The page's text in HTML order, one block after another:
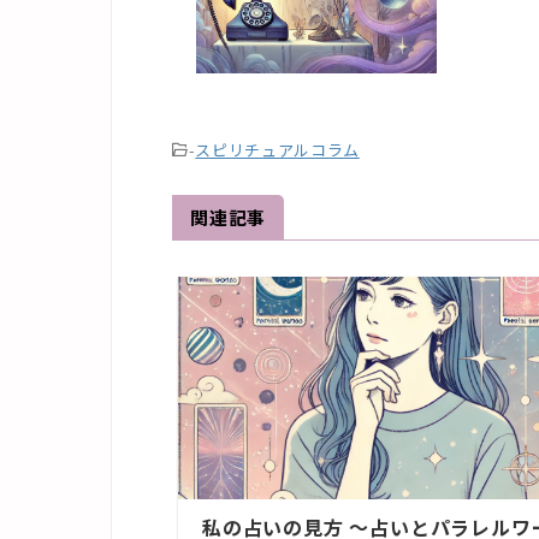
-スピリチュアルコラム
関連記事
私の占いの見方 ～占いとパラレルワ